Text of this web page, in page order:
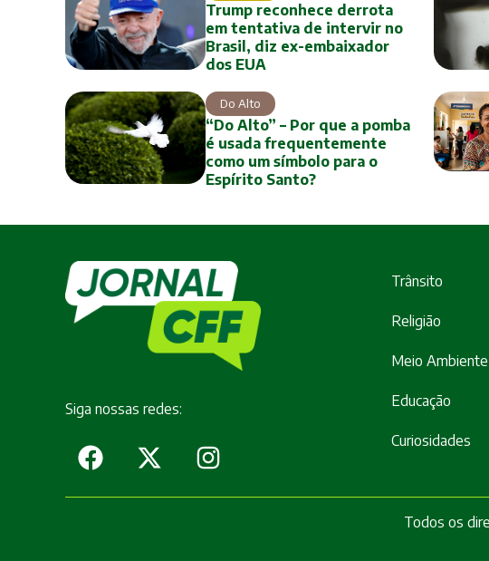
Trump reconhece derrota
em tentativa de intervir no
Brasil, diz ex-embaixador
dos EUA
Do Alto
“Do Alto” – Por que a pomba
é usada frequentemente
como um símbolo para o
Espírito Santo?
Siga nossas redes:
Trânsito
Religião
Meio Ambiente
Educação
Curiosidades
Todos os